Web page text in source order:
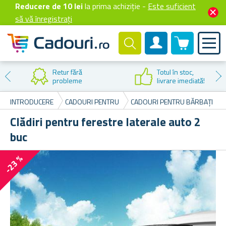
Reducere de 10 leila prima achiziție - Este suficient
să vă înregistrați
Cont client
0 produselor
Retur fără
probleme
Totul în stoc,
livrare imediată!
INTRODUCERE
CADOURI PENTRU CADOURI PENTRU BĂRBAȚI
Clădiri pentru ferestre laterale auto 2
buc
-23 %